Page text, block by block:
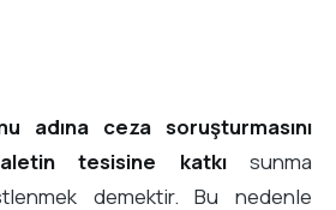
adına ceza soruşturmasını
tesisine katkısunma
demektir. Bu nedenle